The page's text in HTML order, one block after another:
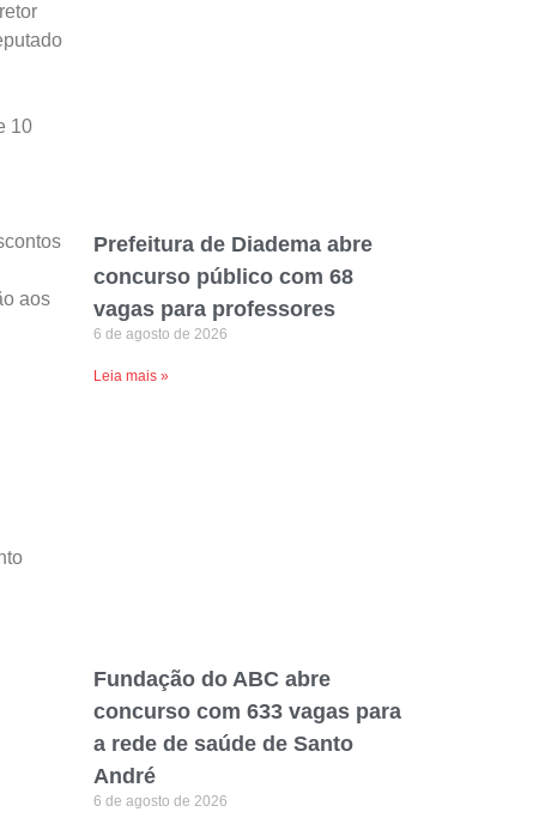
10
aos
Prefeitura de Diadema abre
concurso público com 68
vagas para professores
6 de agosto de 2026
Leia mais »
Fundação do ABC abre
concurso com 633 vagas para
a rede de saúde de Santo
André
6 de agosto de 2026